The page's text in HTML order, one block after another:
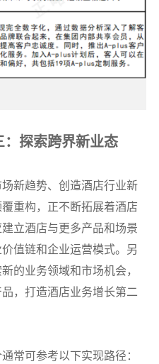
：探索跨界新业态
新趋势、创造酒店行业新
重构，正不断拓展着酒店
立酒店与更多产品和场景
值链和企业运营模式。另
的业务领域和市场机会，
，打造酒店业务增长第二
常可参考以下实现路径：